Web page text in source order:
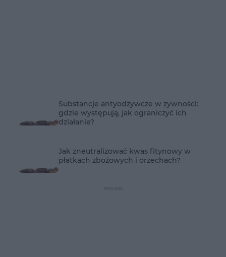
Substancje antyodżywcze w żywności:
gdzie występują, jak ograniczyć ich
działanie?
Jak zneutralizować kwas fitynowy w
płatkach zbożowych i orzechach?